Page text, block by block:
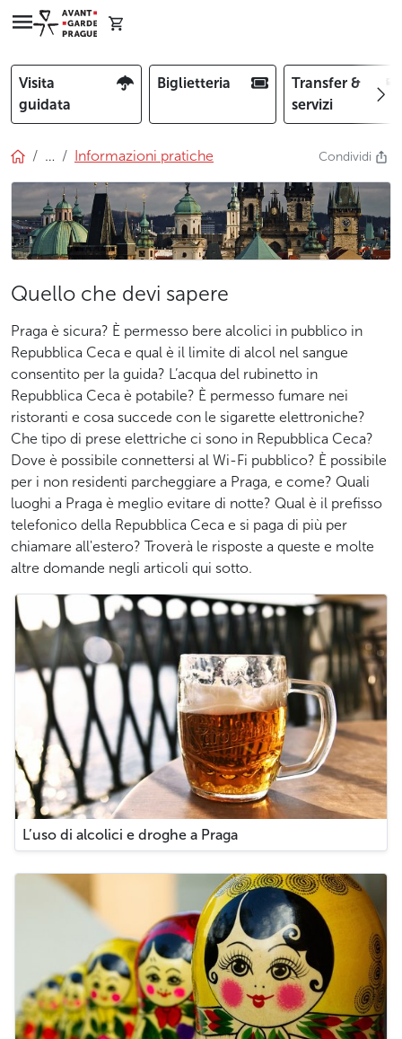
Visita
guidata
Biglietteria
Transfer &
servizi
… Informazioni pratiche Condividi
Quello che devi sapere
Praga è sicura? È permesso bere alcolici in pubblico in
Repubblica Ceca e qual è il limite di alcol nel sangue
consentito per la guida? L’acqua del rubinetto in
Repubblica Ceca è potabile? È permesso fumare nei
ristoranti e cosa succede con le sigarette elettroniche?
Che tipo di prese elettriche ci sono in Repubblica Ceca?
Dove è possibile connettersi al Wi-Fi pubblico? È possibile
per i non residenti parcheggiare a Praga, e come? Quali
luoghi a Praga è meglio evitare di notte? Qual è il prefisso
telefonico della Repubblica Ceca e si paga di più per
chiamare all'estero? Troverà le risposte a queste e molte
altre domande negli articoli qui sotto.
L’uso di alcolici e droghe a Praga